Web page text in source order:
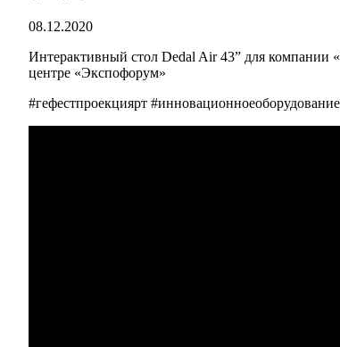
08.12.2020
Интерактивный стол Dedal Air 43” для компании
центре «Экспофорум»
#гефестпроекциярт